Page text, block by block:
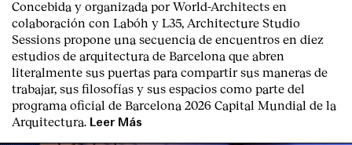
Concebida y organizada por World-Architects en
colaboración con Labóh y L35, Architecture Studio
Sessions propone una secuencia de encuentros en diez
estudios de arquitectura de Barcelona que abren
literalmente sus puertas para compartir sus maneras de
trabajar, sus filosofías y sus espacios como parte del
programa oficial de Barcelona 2026 Capital Mundial de la
Arquitectura. Leer Más